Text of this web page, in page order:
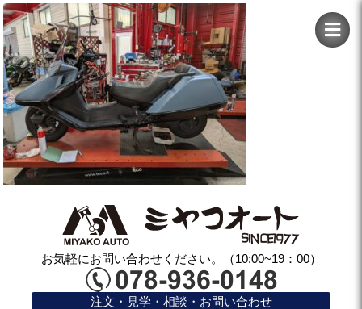
お気軽にお問い合わせください。（10:00~19：00）
注文・見学・相談・お問い合わせ